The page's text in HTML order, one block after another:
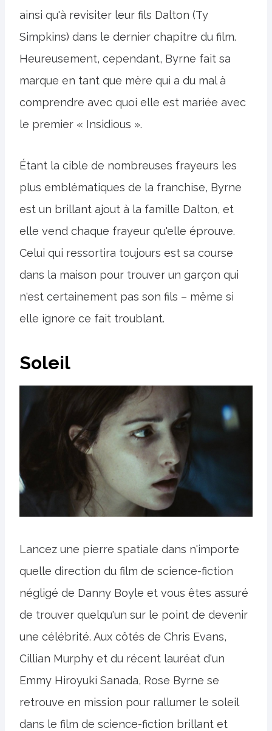
ainsi qu'à revisiter leur fils Dalton (Ty
Simpkins) dans le dernier chapitre du film.
Heureusement, cependant, Byrne fait sa
marque en tant que mère qui a du mal à
comprendre avec quoi elle est mariée avec
le premier « Insidious ».
Étant la cible de nombreuses frayeurs les
plus emblématiques de la franchise, Byrne
est un brillant ajout à la famille Dalton, et
elle vend chaque frayeur qu'elle éprouve.
Celui qui ressortira toujours est sa course
dans la maison pour trouver un garçon qui
n'est certainement pas son fils – même si
elle ignore ce fait troublant.
Soleil
Lancez une pierre spatiale dans n'importe
quelle direction du film de science-fiction
négligé de Danny Boyle et vous êtes assuré
de trouver quelqu'un sur le point de devenir
une célébrité. Aux côtés de Chris Evans,
Cillian Murphy et du récent lauréat d'un
Emmy Hiroyuki Sanada, Rose Byrne se
retrouve en mission pour rallumer le soleil
dans le film de science-fiction brillant et